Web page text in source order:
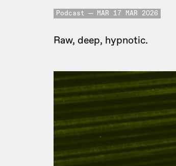
Podcast MAR 17 MAR 2026
Raw, deep, hypnotic.